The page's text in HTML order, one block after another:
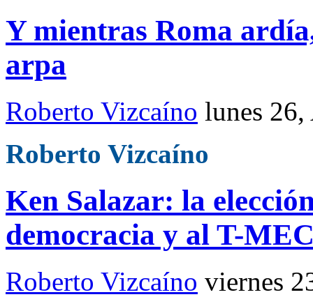
Y mientras Roma
arpa
Roberto Vizcaíno lunes
Roberto Vizcaíno
Ken Salazar: la
democracia y al T-
Roberto Vizcaíno viernes